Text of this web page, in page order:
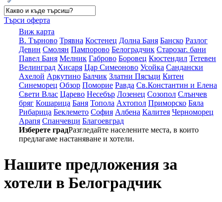
Търси оферта
Виж карта
В. Търново Трявна Костенец Долна Баня Банско Разлог
Девин Смолян Пампорово Белоградчик Старозаг. бани
Павел Баня Мелник Габрово Боровец Кюстендил Тетевен
Велинград Хисаря Цар Симеоново Усойка Сандански
Ахелой Аркутино Балчик Златни Пясъци Китен
Синеморец Обзор Поморие Равда Св.Константин и Елена
Свети Влас Царево Несебър Лозенец Созопол Слънчев
бряг Кошарица Баня Топола Ахтопол Приморско Бяла
Рибарица Беклемето София Албена Калитея Черноморец
Арапя Спанчевци Благоевград
Изберете градРазгледайте населените места, в които
предлагаме настаняване и хотели.
Нашите предложения за
хотели в Белоградчик